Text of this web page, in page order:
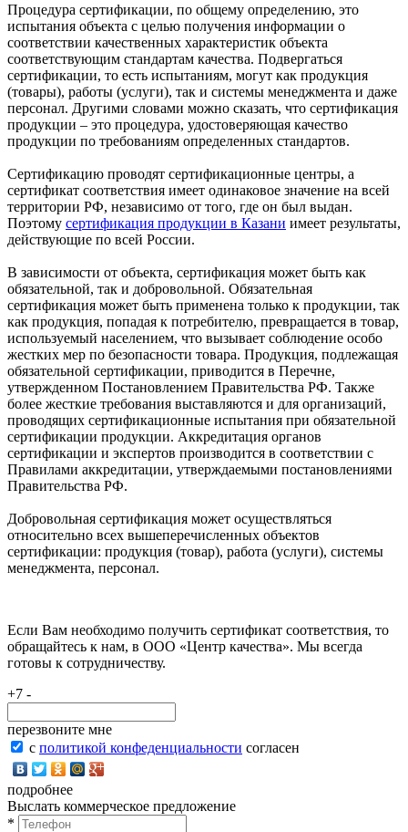
Процедура сертификации, по общему определению, это
испытания объекта с целью получения информации о
соответствии качественных характеристик объекта
соответствующим стандартам качества. Подвергаться
сертификации, то есть испытаниям, могут как продукция
(товары), работы (услуги), так и системы менеджмента и даже
персонал. Другими словами можно сказать, что сертификация
продукции – это процедура, удостоверяющая качество
продукции по требованиям определенных стандартов.
Сертификацию проводят сертификационные центры, а
сертификат соответствия имеет одинаковое значение на всей
территории РФ, независимо от того, где он был выдан.
Поэтому сертификация продукции в Казани имеет результаты,
действующие по всей России.
В зависимости от объекта, сертификация может быть как
обязательной, так и добровольной. Обязательная
сертификация может быть применена только к продукции, так
как продукция, попадая к потребителю, превращается в товар,
используемый населением, что вызывает соблюдение особо
жестких мер по безопасности товара. Продукция, подлежащая
обязательной сертификации, приводится в Перечне,
утвержденном Постановлением Правительства РФ. Также
более жесткие требования выставляются и для организаций,
проводящих сертификационные испытания при обязательной
сертификации продукции. Аккредитация органов
сертификации и экспертов производится в соответствии с
Правилами аккредитации, утверждаемыми постановлениями
Правительства РФ.
Добровольная сертификация может осуществляться
относительно всех вышеперечисленных объектов
сертификации: продукция (товар), работа (услуги), системы
менеджмента, персонал.
Если Вам необходимо получить сертификат соответствия, то
обращайтесь к нам, в ООО «Центр качества». Мы всегда
готовы к сотрудничеству.
+7 -
перезвоните мне
с политикой конфеденциальности согласен
подробнее
Выслать коммерческое предложение
*